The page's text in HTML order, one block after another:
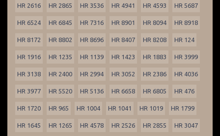
HR 2616 HR 2865 HR 3536 HR 4941 HR 4593 HR 5687
HR 6524 HR 6845 HR 7316 HR 8901 HR 8094 HR 8918
HR 8172 HR 8802 HR 8696 HR 8407 HR 8208 HR 124
HR 1916 HR 1235 HR 1139 HR 1423 HR 1883 HR 3999
HR 3138 HR 2400 HR 2994 HR 3052 HR 2386 HR 4036
HR 3977 HR 5520 HR 5136 HR 6658 HR 6805 HR 476
HR 1720 HR 965 HR 1004 HR 1041 HR 1019 HR 1799
HR 1645 HR 1265 HR 4578 HR 2526 HR 2855 HR 3047